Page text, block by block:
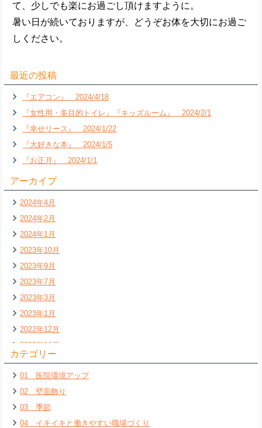
て、少しでも楽にお過ごし頂けますように。
暑い日が続いておりますが、どうぞお体を大切にお過ご
しください。
最近の投稿
『エアコン』 2024/4/18
『女性用・多目的トイレ』『キッズルーム』 2024/2/1
『幸せリース』 2024/1/22
『大好きな本』 2024/1/5
『お正月』 2024/1/1
アーカイブ
2024年4月
2024年2月
2024年1月
2023年10月
2023年9月
2023年7月
2023年3月
2023年1月
2022年12月
2022年11月
2022年7月
2022年6月
2022年5月
2022年4月
2022年3月
カテゴリー
01 医院環境アップ
02 壁面飾り
03 季節
04 イキイキと働きやすい職場づくり